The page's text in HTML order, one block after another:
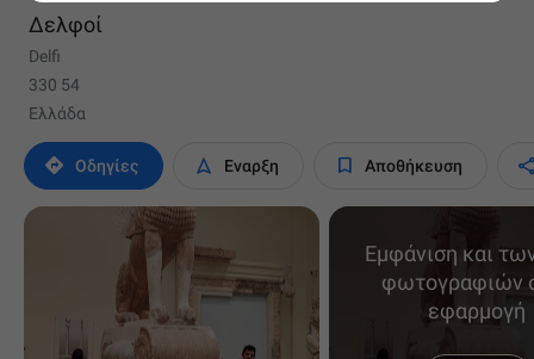
Δελφοί
Delfi
330 54
Ελλάδα
 Οδηγίες  Έναρξη  Αποθήκευση
Εμφάνιση και
φωτογραφιών
εφαρμογή